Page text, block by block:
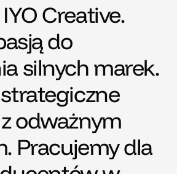
Creative.
do
silnych marek.
odważnym
Pracujemy dla